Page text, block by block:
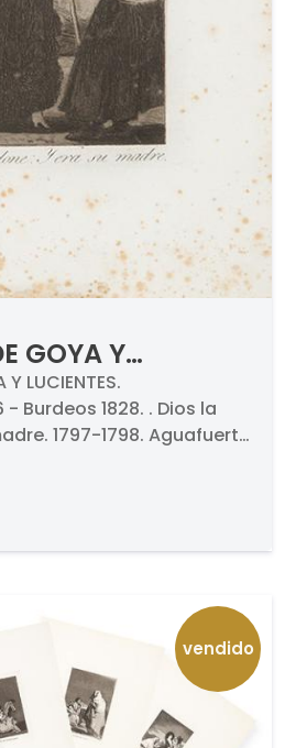
GOYA Y
la perdone
LUCIENTES.
Burdeos 1828. . Dios la
1797-1798. Aguafuerte,
201 x 105 mm plancha
vendido